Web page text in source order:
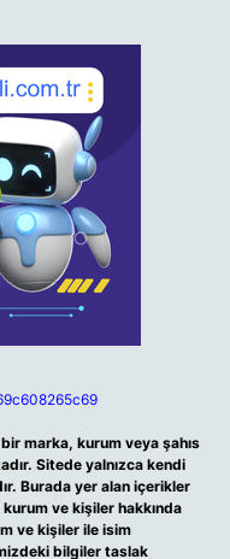
marka, kurum veya şahıs
Sitede yalnızca kendi
Burada yer alan içerikler
ve kişiler hakkında
ve kişiler ile isim
bilgiler taslak